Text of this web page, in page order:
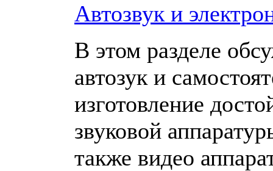
Автозвук и
В этом разделе
автозук и
изготовление
звуковой
также видео